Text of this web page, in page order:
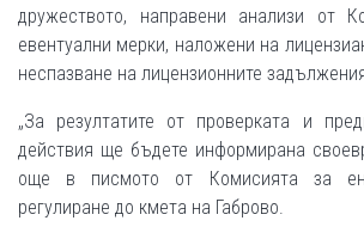
дружеството, направени анализи от
евентуални мерки, наложени на
неспазване на лицензионните
„За резултатите от проверката и
действия ще бъдете информирана
още в писмото от Комисията за
регулиране до кмета на Габрово.